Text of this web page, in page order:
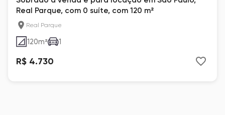
Real Parque, com 0 suíte, com 120 m²
Real Parque
120m² 1
R$ 4.730